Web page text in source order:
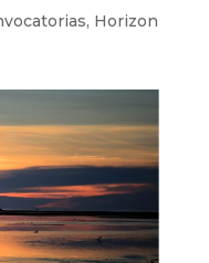
, Horizon